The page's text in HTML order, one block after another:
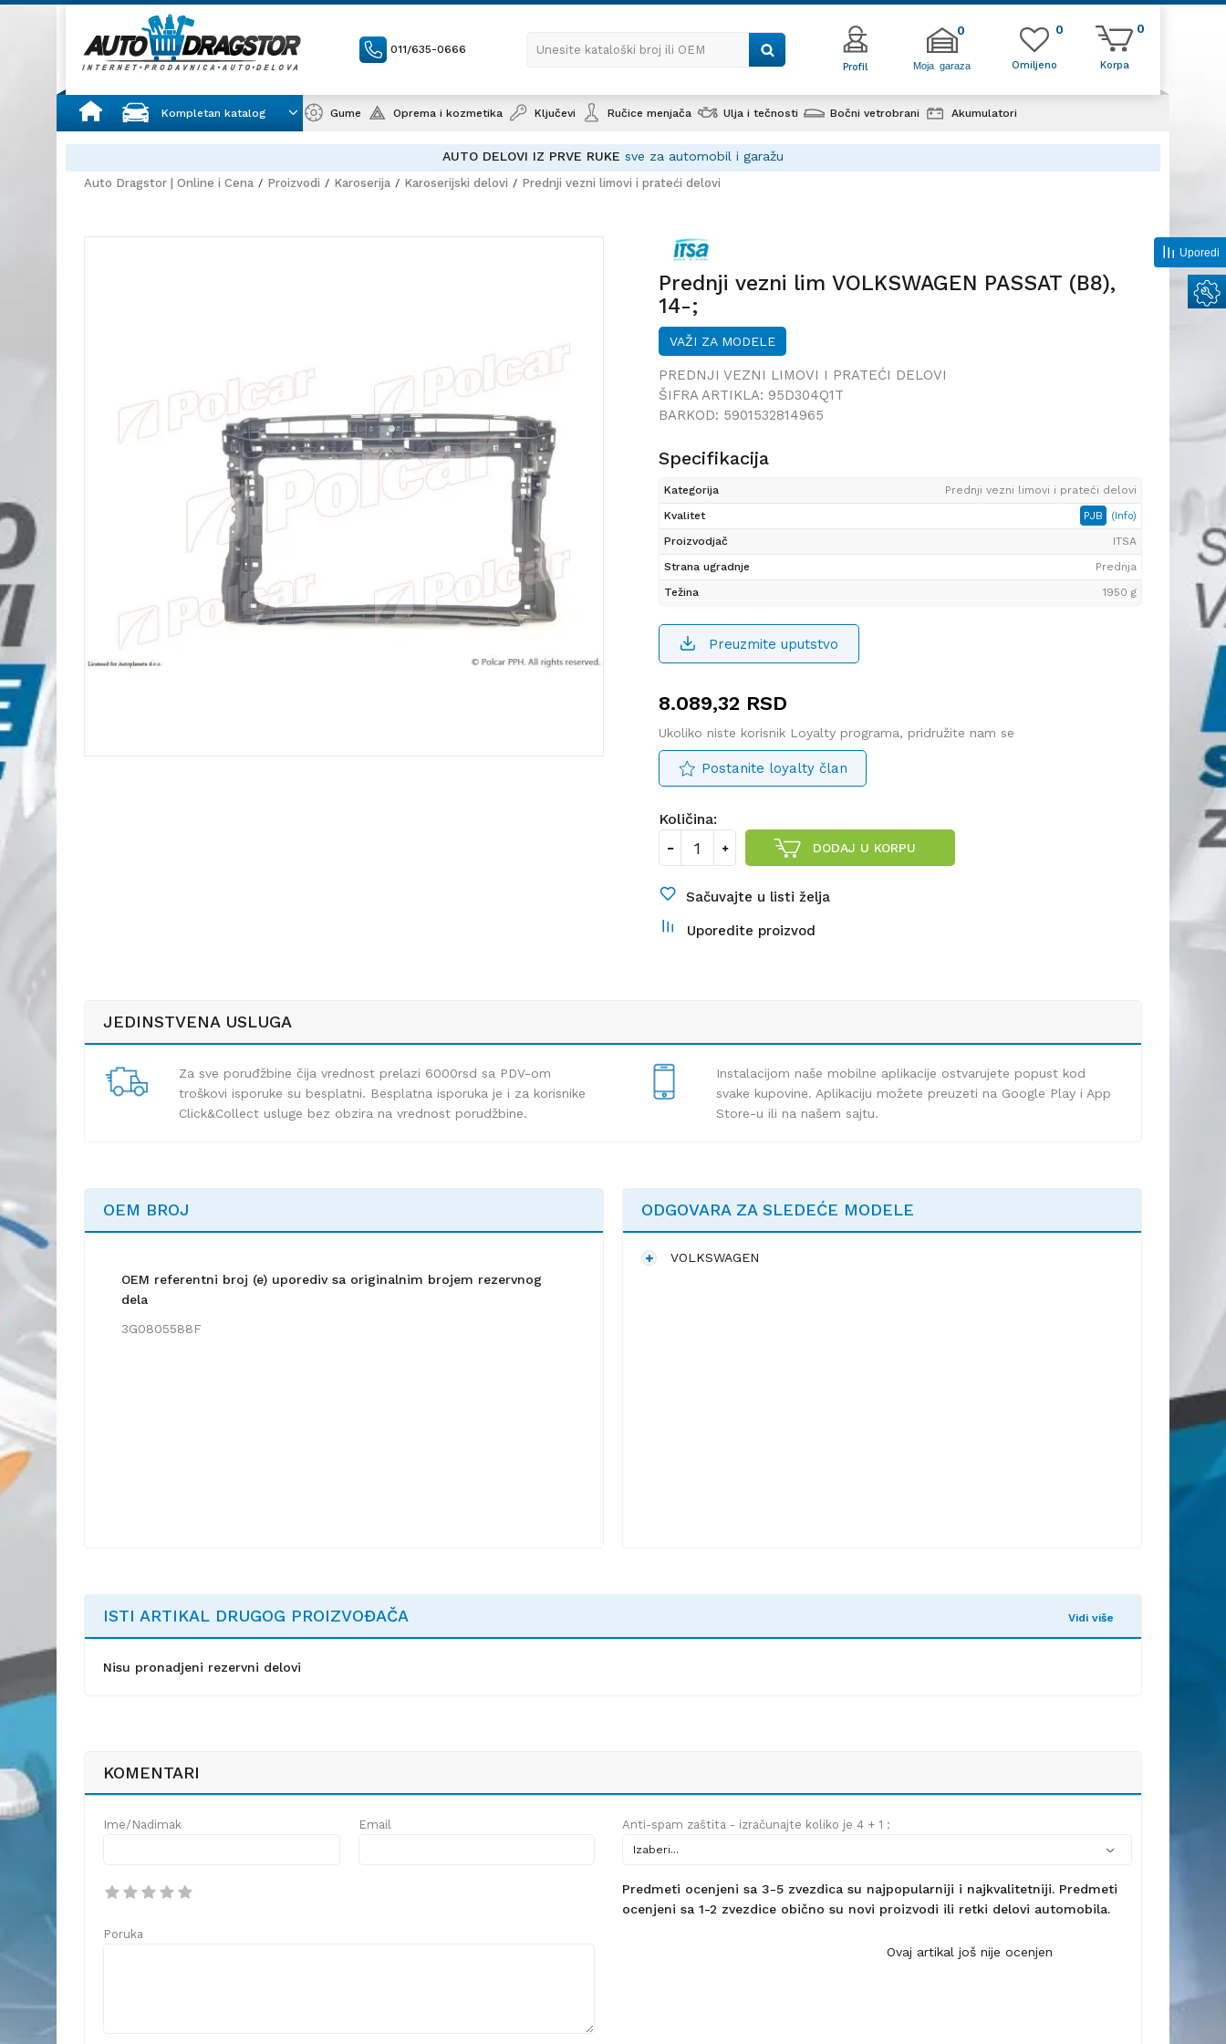
011/635-0666 Unesite kataloški broj ili OEM
Profil Moja garaza
0
Korpa
0
Omiljeno
0
Kompletan katalog Gume Oprema i kozmetika Ključevi Ručice menjača Ulja i tečnosti Bočni vetrobrani Akumulatori
AUTO DELOVI IZ PRVE RUKE sve za automobil i garažu
Auto Dragstor | Online i Cena Proizvodi Karoserija Karoserijski delovi Prednji vezni limovi i prateći delovi
Prednji vezni lim VOLKSWAGEN PASSAT (B8),
14-;
VAŽI ZA MODELE
PREDNJI VEZNI LIMOVI I PRATEĆI DELOVI
ŠIFRA ARTIKLA: 95D304Q1T
BARKOD: 5901532814965
Specifikacija
Kategorija
Prednji vezni limovi i prateći delovi
Kvalitet
PJB (Info)
Proizvodjač
ITSA
Strana ugradnje
Prednja
Težina
1950 g
Preuzmite uputstvo
8.089,32 RSD
Ukoliko niste korisnik Loyalty programa, pridružite nam se
Postanite loyalty član
Količina:
DODAJ U KORPU
Sačuvajte u listi želja
Uporedite proizvod
JEDINSTVENA USLUGA
Za sve poruđžbine čija vrednost prelazi 6000rsd sa PDV-om
troškovi isporuke su besplatni. Besplatna isporuka je i za korisnike
Click&Collect usluge bez obzira na vrednost porudžbine.
Instalacijom naše mobilne aplikacije ostvarujete popust kod
svake kupovine. Aplikaciju možete preuzeti na Google Play i App
Store-u ili na našem sajtu.
OEM BROJ
OEM referentni broj (e) uporediv sa originalnim brojem rezervnog
dela
3G0805588F
ODGOVARA ZA SLEDEĆE MODELE
VOLKSWAGEN
ISTI ARTIKAL DRUGOG PROIZVOĐAČA Vidi više
Nisu pronadjeni rezervni delovi
KOMENTARI
Ime/Nadimak Email
Poruka
Anti-spam zaštita - izračunajte koliko je 4 + 1 :
Predmeti ocenjeni sa 3-5 zvezdica su najpopularniji i najkvalitetniji. Predmeti
ocenjeni sa 1-2 zvezdice obično su novi proizvodi ili retki delovi automobila.
Ovaj artikal još nije ocenjen
Uporedi